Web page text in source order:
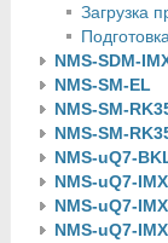
Загрузка
NMS-SDM-
NMS-SM-EL
NMS-SM-
NMS-SM-
NMS-uQ7-
NMS-uQ7-
NMS-uQ7-
NMS-uQ7-